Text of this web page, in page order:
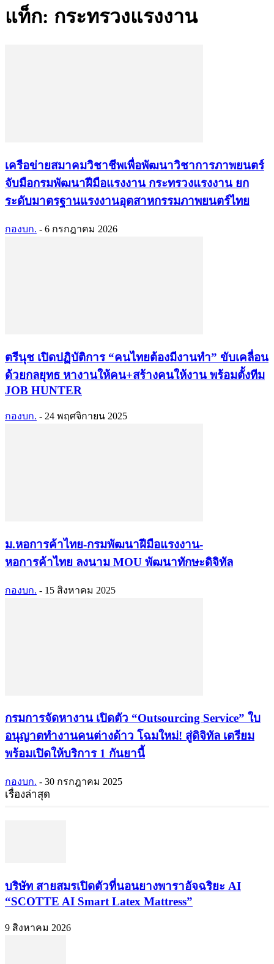
แท็ก: กระทรวงแรงงาน
เครือข่ายสมาคมวิชาชีพเพื่อพัฒนาวิชาการภาพยนตร์
จับมือกรมพัฒนาฝีมือแรงงาน กระทรวงแรงงาน ยก
ระดับมาตรฐานแรงงานอุตสาหกรรมภาพยนตร์ไทย
กองบก. - 6 กรกฎาคม 2026
ตรีนุช เปิดปฏิบัติการ “คนไทยต้องมีงานทำ” ขับเคลื่อน
ด้วยกลยุทธ หางานให้คน+สร้างคนให้งาน พร้อมตั้งทีม
JOB HUNTER
กองบก. - 24 พฤศจิกายน 2025
ม.หอการค้าไทย-กรมพัฒนาฝีมือแรงงาน-
หอการค้าไทย ลงนาม MOU พัฒนาทักษะดิจิทัล
กองบก. - 15 สิงหาคม 2025
กรมการจัดหางาน เปิดตัว “Outsourcing Service” ใบ
อนุญาตทำงานคนต่างด้าว โฉมใหม่! สู่ดิจิทัล เตรียม
พร้อมเปิดให้บริการ 1 กันยานี้
กองบก. - 30 กรกฎาคม 2025
เรื่องล่าสุด
บริษัท สายสมรเปิดตัวที่นอนยางพาราอัจฉริยะ AI
“SCOTTE AI Smart Latex Mattress”
9 สิงหาคม 2026